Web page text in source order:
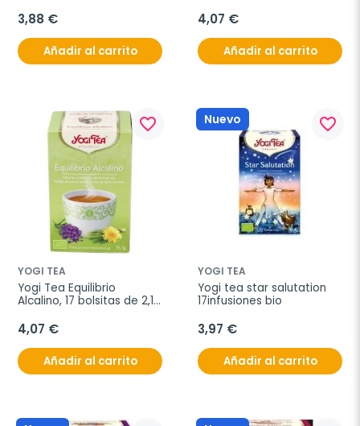
3,88 €
Añadir al carrito
4,07 €
Añadir al carrito
favorite_border
YOGI TEA
Yogi Tea Equilibrio
Alcalino, 17 bolsitas de 2,1
4,07 €
Añadir al carrito
Nuevo favorite_border
YOGI TEA
Yogi tea star salutation
17infusiones bio
3,97 €
Añadir al carrito